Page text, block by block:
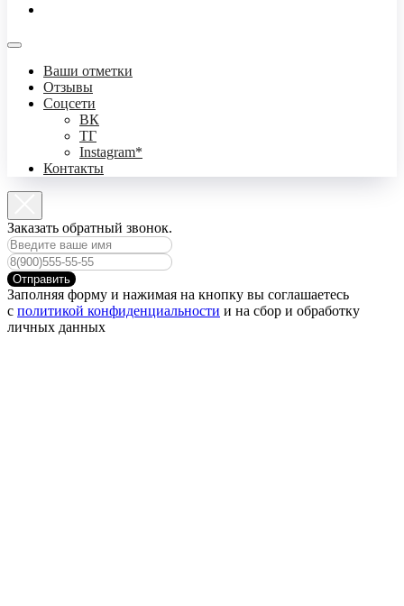
Ваши отметки
Отзывы
Соцсети
ВК
ТГ
Instagram*
Контакты
Заказать обратный звонок.
Отправить
Заполняя форму и нажимая на кнопку вы соглашаетесь
с политикой конфиденциальности и на сбор и обработку
личных данных